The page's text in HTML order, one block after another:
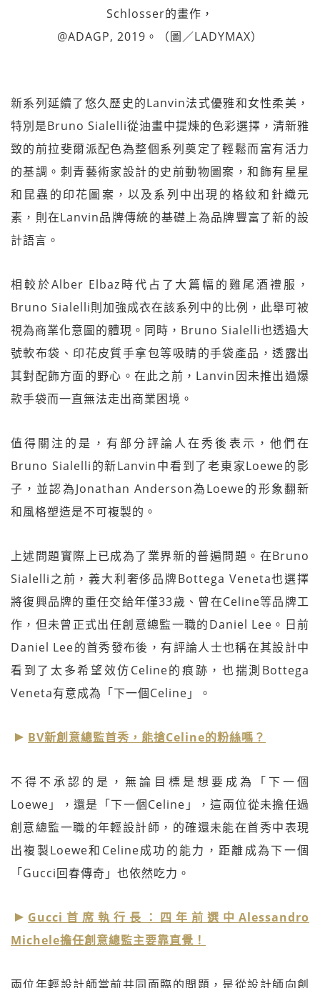
Schlosser的畫作，
@ADAGP, 2019。（圖／LADYMAX）
新系列延續了悠久歷史的Lanvin法式優雅和女性柔美，
特別是Bruno Sialelli從油畫中提煉的色彩選擇，清新雅
致的前拉斐爾派配色為整個系列奠定了輕鬆而富有活力
的基調。刺青藝術家設計的史前動物圖案，和飾有星星
和昆蟲的印花圖案，以及系列中出現的格紋和針織元
素，則在Lanvin品牌傳統的基礎上為品牌豐富了新的設
計語言。
相較於Alber Elbaz時代占了大篇幅的雞尾酒禮服，
Bruno Sialelli則加強成衣在該系列中的比例，此舉可被
視為商業化意圖的體現。同時，Bruno Sialelli也透過大
號軟布袋、印花皮質手拿包等吸睛的手袋產品，透露出
其對配飾方面的野心。在此之前，Lanvin因未推出過爆
款手袋而一直無法走出商業困境。
值得關注的是，有部分評論人在秀後表示，他們在
Bruno Sialelli的新Lanvin中看到了老東家Loewe的影
子，並認為Jonathan Anderson為Loewe的形象翻新
和風格塑造是不可複製的。
上述問題實際上已成為了業界新的普遍問題。在Bruno
Sialelli之前，義大利奢侈品牌Bottega Veneta也選擇
將復興品牌的重任交給年僅33歲、曾在Celine等品牌工
作，但未曾正式出任創意總監一職的Daniel Lee。日前
Daniel Lee的首秀發布後，有評論人士也稱在其設計中
看到了太多希望效仿Celine的痕跡，也揣測Bottega
Veneta有意成為「下一個Celine」。
BV新創意總監首秀，能搶Celine的粉絲嗎？
不得不承認的是，無論目標是想要成為「下一個
Loewe」，還是「下一個Celine」，這兩位從未擔任過
創意總監一職的年輕設計師，的確還未能在首秀中表現
出複製Loewe和Celine成功的能力，距離成為下一個
「Gucci回春傳奇」也依然吃力。
Gucci首席執行長：四年前選中Alessandro
Michele擔任創意總監主要靠直覺！
兩位年輕設計師當前共同面臨的問題，是從設計師向創